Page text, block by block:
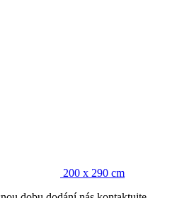
200 x 290 cm